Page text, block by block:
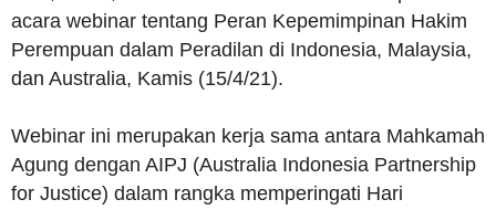
acara webinar tentang Peran Kepemimpinan Hakim
Perempuan dalam Peradilan di Indonesia, Malaysia,
dan Australia, Kamis (15/4/21).
Webinar ini merupakan kerja sama antara Mahkamah
Agung dengan AIPJ (Australia Indonesia Partnership
for Justice) dalam rangka memperingati Hari